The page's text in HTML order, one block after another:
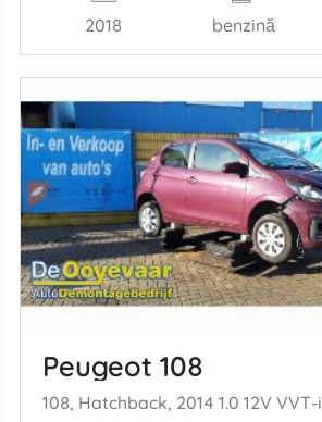
2018 benzină
Peugeot 108
108, Hatchback, 2014 1.0 12V VVT-i